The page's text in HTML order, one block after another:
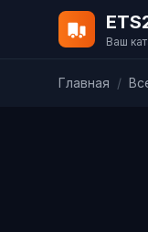
Ваш
Главная /